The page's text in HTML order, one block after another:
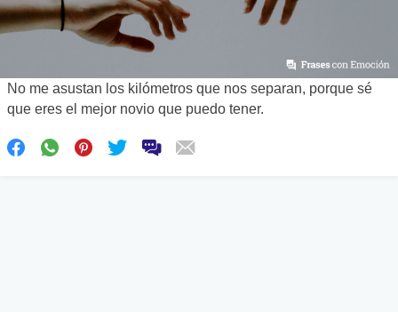
No me asustan los kilómetros que nos separan, porque sé
que eres el mejor novio que puedo tener.